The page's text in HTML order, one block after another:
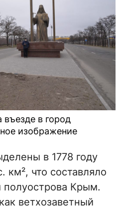
въезде в город
изображение
в 1778 году
что составляло
Крым.
ветхозаветный